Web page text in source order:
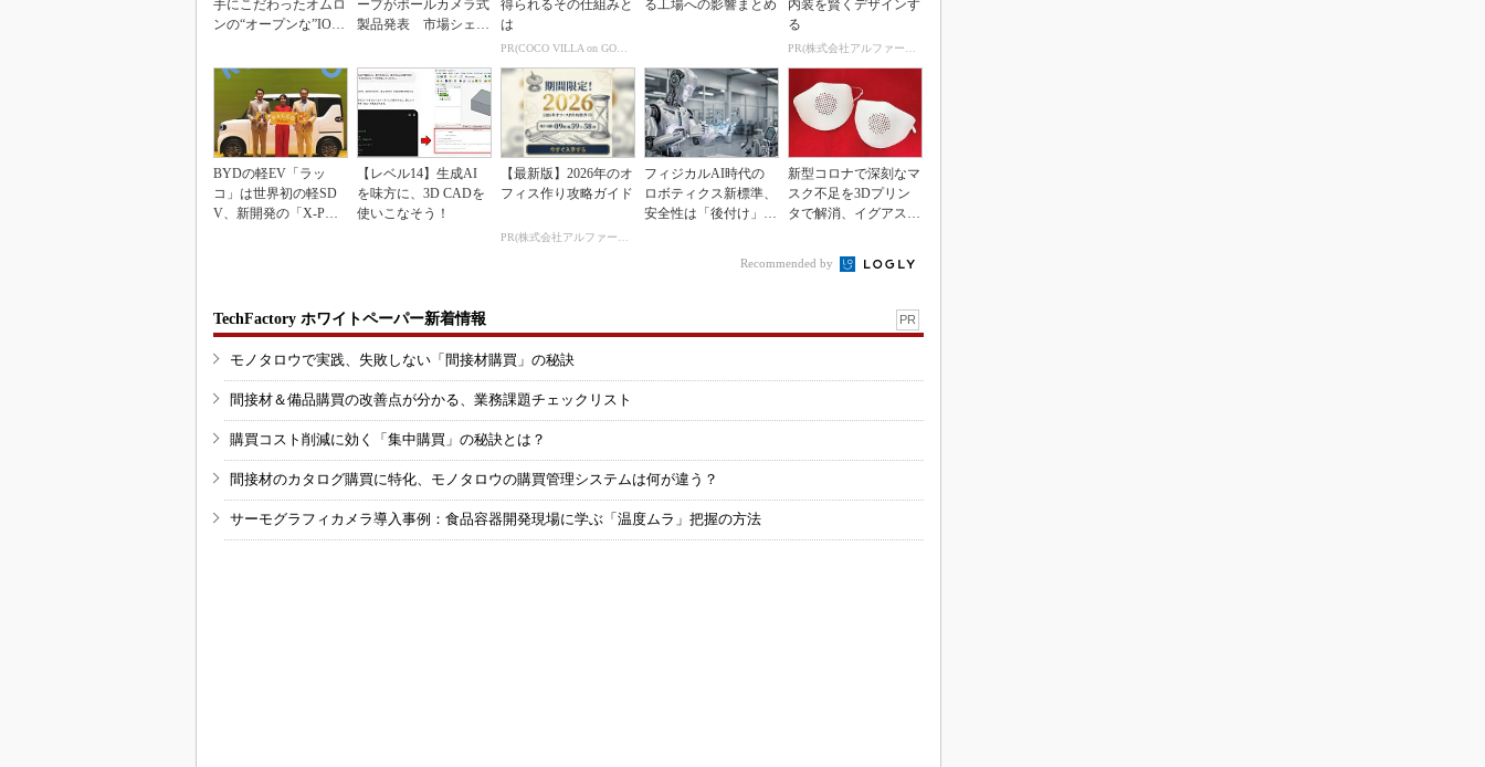
手にこだわったオムロ
ンの“オープンな”IO-L
ープがポールカメラ式
製品発表 市場シェア
得られるその仕組みと
は
PR(COCO VILLA on GOETHE)
る工場への影響まとめ
内装を賢くデザインす
る
PR(株式会社アルファーテクノ)
BYDの軽EV「ラッ
コ」は世界初の軽SD
V、新開発の「X-PAC
【レベル14】生成AI
を味方に、3D CADを
使いこなそう！
【最新版】2026年のオ
フィス作り攻略ガイド
PR(株式会社アルファーテクノ)
フィジカルAI時代の
ロボティクス新標準、
安全性は「後付け」で
新型コロナで深刻なマ
スク不足を3Dプリン
タで解消、イグアスが
Recommended by
TechFactory ホワイトペーパー新着情報 PR
モノタロウで実践、失敗しない「間接材購買」の秘訣
間接材＆備品購買の改善点が分かる、業務課題チェックリスト
購買コスト削減に効く「集中購買」の秘訣とは？
間接材のカタログ購買に特化、モノタロウの購買管理システムは何が違う？
サーモグラフィカメラ導入事例：食品容器開発現場に学ぶ「温度ムラ」把握の方法